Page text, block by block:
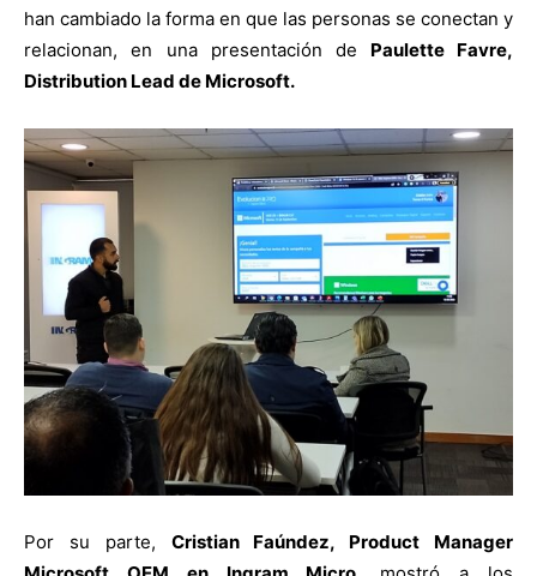
han cambiado la forma en que las personas se conectan y
relacionan, en una presentación de Paulette Favre,
Distribution Lead de Microsoft.
Por su parte, Cristian Faúndez, Product Manager